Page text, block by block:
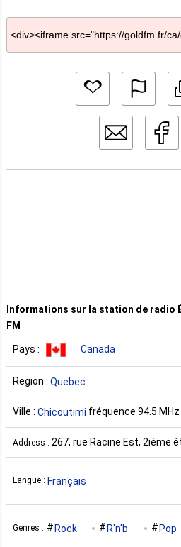
Informations sur la station de radio
FM
Pays : Canada
Region : Quebec
Ville : Chicoutimi fréquence 94.5 MHz
Address : 267, rue Racine Est, 2ième
Chicoutimi QC G7H 5C2 Canada
Langue : Français
Genres : Rock R'n'b Pop